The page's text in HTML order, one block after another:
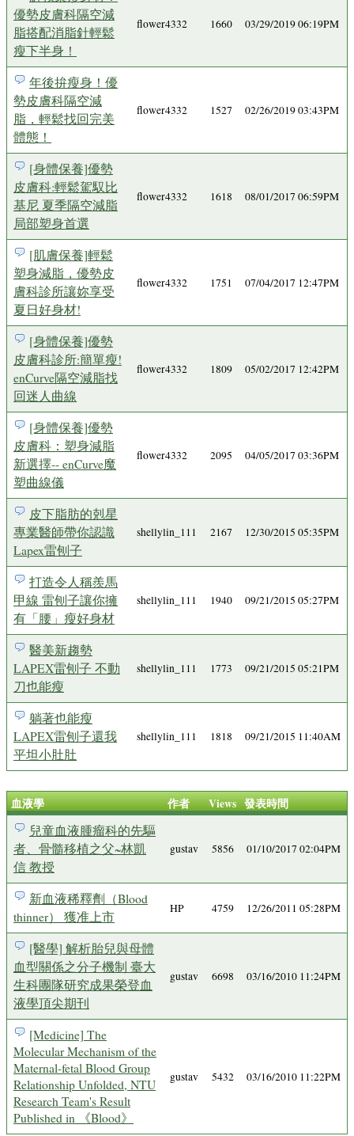
優勢皮膚科隔空減
脂搭配消脂針輕鬆
瘦下半身！
flower4332 1660 03/29/2019 06:19PM
年後拚瘦身！優
勢皮膚科隔空減
脂，輕鬆找回完美
體態！
flower4332 1527 02/26/2019 03:43PM
[身體保養]優勢
皮膚科:輕鬆駕馭比
基尼 夏季隔空減脂
局部塑身首選
flower4332 1618 08/01/2017 06:59PM
[肌膚保養]輕鬆
塑身減脂，優勢皮
膚科診所讓妳享受
夏日好身材!
flower4332 1751 07/04/2017 12:47PM
[身體保養]優勢
皮膚科診所:簡單瘦!
enCurve隔空減脂找
回迷人曲線
flower4332 1809 05/02/2017 12:42PM
[身體保養]優勢
皮膚科：塑身減脂
新選擇-- enCurve魔
塑曲線儀
flower4332 2095 04/05/2017 03:36PM
皮下脂肪的剋星
專業醫師帶你認識
Lapex雷刨子
shellylin_111 2167 12/30/2015 05:35PM
打造令人稱羨馬
甲線 雷刨子讓你擁
有「腰」瘦好身材
shellylin_111 1940 09/21/2015 05:27PM
醫美新趨勢
LAPEX雷刨子 不動
刀也能瘦
shellylin_111 1773 09/21/2015 05:21PM
躺著也能瘦
LAPEX雷刨子還我
平坦小肚肚
shellylin_111 1818 09/21/2015 11:40AM
血液學 作者 Views 發表時間
兒童血液腫瘤科的先驅
者、骨髓移植之父~林凱
信 教授
gustav 5856 01/10/2017 02:04PM
新血液稀釋劑（Blood
thinner） 獲准上市
HP 4759 12/26/2011 05:28PM
[醫學] 解析胎兒與母體
血型關係之分子機制 臺大
生科團隊研究成果榮登血
液學頂尖期刊
gustav 6698 03/16/2010 11:24PM
[Medicine] The
Molecular Mechanism of the
Maternal-fetal Blood Group
Relationship Unfolded, NTU
Research Team's Result
Published in 《Blood》
gustav 5432 03/16/2010 11:22PM